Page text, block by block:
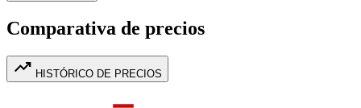
Comparativa de precios
trending_up HISTÓRICO DE PRECIOS